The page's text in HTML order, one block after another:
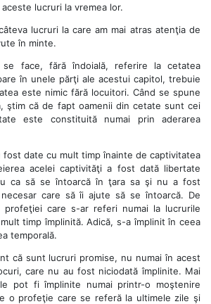
lucruri la vremea lor.
lucruri la care am mai atras atenţia de
în minte.
face, fără îndoială, referire la cetatea
în unele părţi ale acestui capitol, trebuie
este nimic fără locuitori. Când se spune
ştim că de fapt oamenii din cetate sunt cei
este constituită numai prin aderarea
date cu mult timp înainte de captivitatea
acelei captivităţi a fost dată libertate
ca să se întoarcă în ţara sa şi nu a fost
care să îi ajute să se întoarcă. De
profeţiei care s-ar referi numai la lucrurile
timp împlinită. Adică, s-a împlinit în ceea
temporală.
că sunt lucruri promise, nu numai în acest
care nu au fost niciodată împlinite. Mai
pot fi împlinite numai printr-o moştenire
o profeţie care se referă la ultimele zile şi